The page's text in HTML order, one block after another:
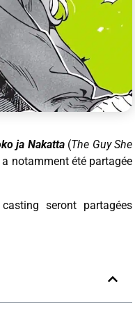
ja Nakatta(The Guy She
a notamment été partagée
seront partagées